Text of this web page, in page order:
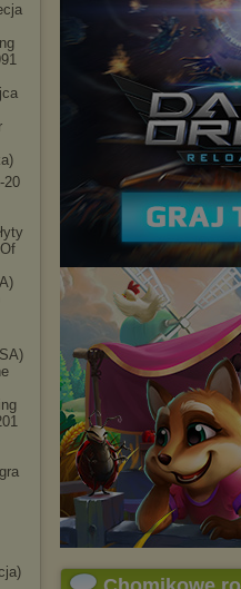
20
)